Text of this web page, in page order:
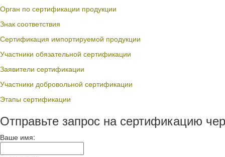
Орган по сертификации продукции
Знак соответствия
Сертификация импортируемой продукции
Участники обязательной сертификации
Заявители сертификации
Участники добровольной сертификации
Этапы сертификации
Отправьте запрос на сертификацию
Ваше имя: